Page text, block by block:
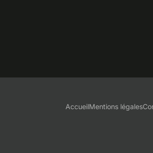
AccueilMentions légales